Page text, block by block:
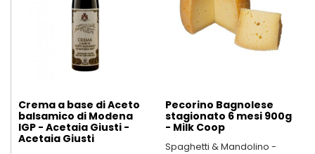
Crema a base di Aceto
balsamico di Modena
IGP - Acetaia Giusti -
Acetaia Giusti
Pecorino Bagnolese
stagionato 6 mesi 900g
- Milk Coop
Spaghetti & Mandolino -